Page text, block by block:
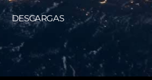
DESCARGAS